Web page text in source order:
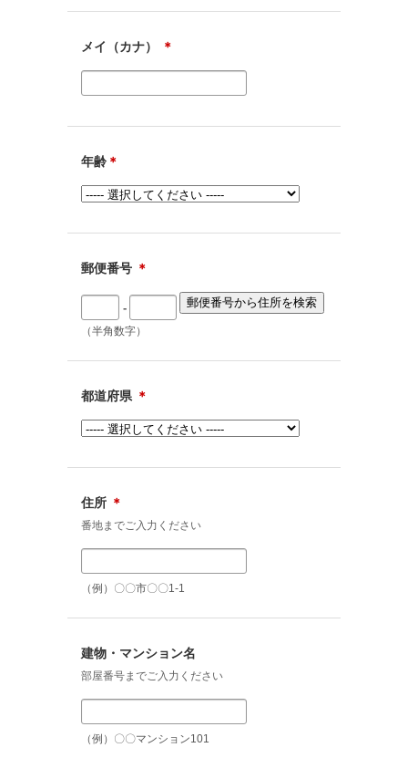
メイ（カナ） ＊
年齢 ＊
郵便番号 ＊
-
（半角数字）
都道府県 ＊
住所 ＊
番地までご入力ください
（例）〇〇市〇〇1-1
建物・マンション名
部屋番号までご入力ください
（例）〇〇マンション101